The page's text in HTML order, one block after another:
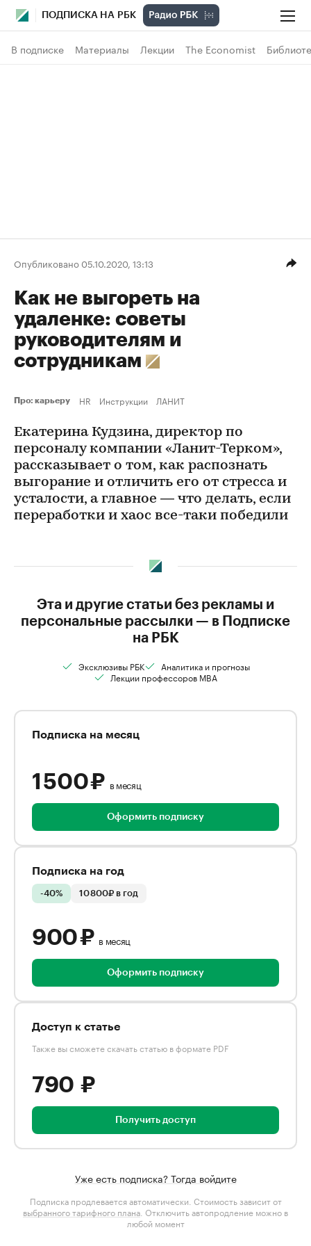
ПОДПИСКА НА РБК
В подписке Материалы Лекции The Economist
Опубликовано 05.10.2020, 13:13
Как не выгореть на
удаленке: советы
руководителям и
сотрудникам
Про: карьеру HR Инструкции ЛАНИТ
Екатерина Кудзина, директор по
персоналу компании «Ланит-Терком»,
рассказывает о том, как распознать
выгорание и отличить его от стресса и
усталости, а главное — что делать, если
переработки и хаос все-таки победили
Эта и другие статьи без рекламы и
персональные рассылки — в Подписке
на РБК
Эксклюзивы РБК
Аналитика и прогнозы
Лекции профессоров MBA
Подписка на месяц
1 500 ₽ в месяц
Оформить подписку
Подписка на год
-40% 10 800₽ в год
900 ₽ в месяц
Оформить подписку
Доступ к статье
Также вы сможете скачать статью в формате PDF
790 ₽
Получить доступ
Уже есть подписка? Тогда войдите
Подписка продлевается автоматически. Стоимость зависит от
выбранного тарифного плана . Отключить автопродление можно в
любой момент